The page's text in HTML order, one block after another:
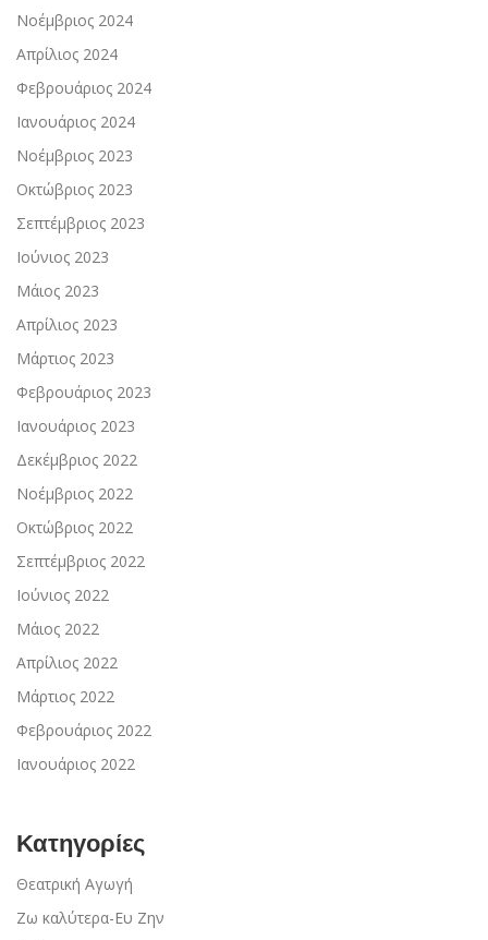
Νοέμβριος 2024
Απρίλιος 2024
Φεβρουάριος 2024
Ιανουάριος 2024
Νοέμβριος 2023
Οκτώβριος 2023
Σεπτέμβριος 2023
Ιούνιος 2023
Μάιος 2023
Απρίλιος 2023
Μάρτιος 2023
Φεβρουάριος 2023
Ιανουάριος 2023
Δεκέμβριος 2022
Νοέμβριος 2022
Οκτώβριος 2022
Σεπτέμβριος 2022
Ιούνιος 2022
Μάιος 2022
Απρίλιος 2022
Μάρτιος 2022
Φεβρουάριος 2022
Ιανουάριος 2022
Κατηγορίες
Θεατρική Αγωγή
Ζω καλύτερα-Ευ Ζην